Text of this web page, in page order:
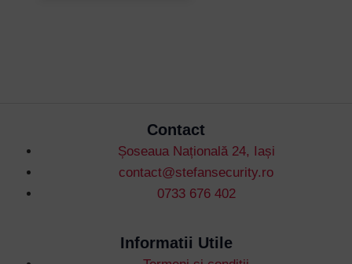
Contact
Șoseaua Națională 24, Iași
contact@stefansecurity.ro
0733 676 402
Informatii Utile
Username or Email Address
Password